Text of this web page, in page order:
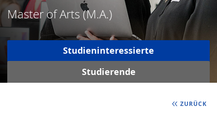
Master of Arts (M.A.)
Studieninteressierte
Studierende
ZURÜCK